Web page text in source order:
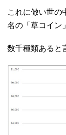
これに倣い世の
名の「草コイン
数千種類あると